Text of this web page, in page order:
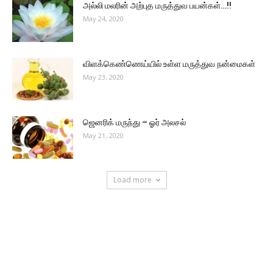
அல்லி மலரின் அற்புத மருத்துவ பயன்கள்…!!
May 24, 2020
விளக்கெண்ணெய்யில் உள்ள மருத்துவ நன்மைகள்
May 23, 2020
ஜெனரிக் மருந்து – ஓர் அலசல்
May 21, 2020
Load more